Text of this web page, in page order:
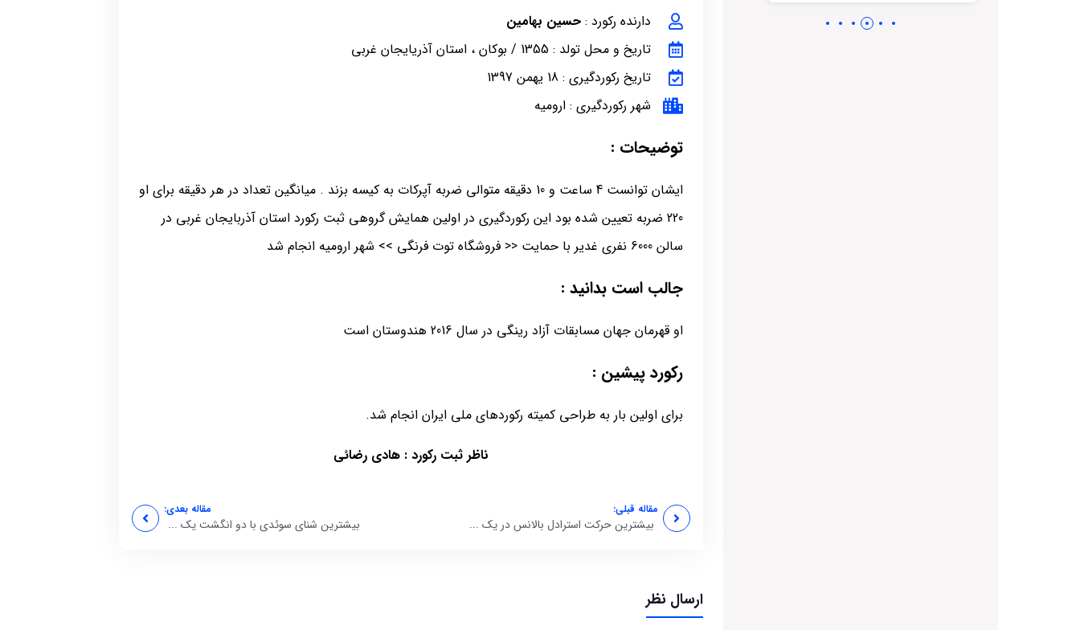
دارنده رکورد : حسین بهامین
تاریخ و محل تولد : 1355 / بوکان ، استان آذریایجان غربی
تاریخ رکوردگیری : 18 یهمن 1397
شهر رکوردگیری : ارومیه
توضیحات :
ایشان توانست 4 ساعت و 10 دقیقه متوالی ضربه آپرکات به کیسه بزند . میانگین تعداد در هر دقیقه برای او
220 ضربه تعیین شده بود این رکوردگیری در اولین همایش گروهی ثبت رکورد استان آذربایجان غربی در
سالن 6000 نفری غدیر با حمایت << فروشگاه توت فرنگی >> شهر ارومیه انجام شد
جالب است بدانید :
او قهرمان جهان مسابقات آزاد رینگی در سال 2016 هندوستان است
رکورد پیشین :
برای اولین بار به طراحی کمیته رکوردهای ملی ایران انجام شد.
ناظر ثبت رکورد : هادی رضائی
مقاله قبلی:
بیشترین حرکت استرادل بالانس در یک ...
مقاله بعدی:
بیشترین شنای سوئدی با دو انگشت یک ...
ارسال نظر